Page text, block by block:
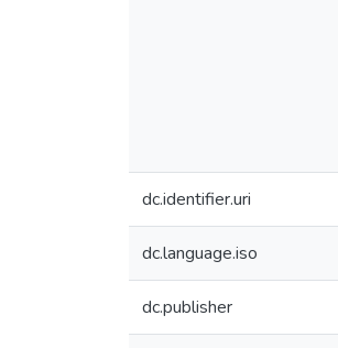
dc.identifier.uri
dc.language.iso
dc.publisher